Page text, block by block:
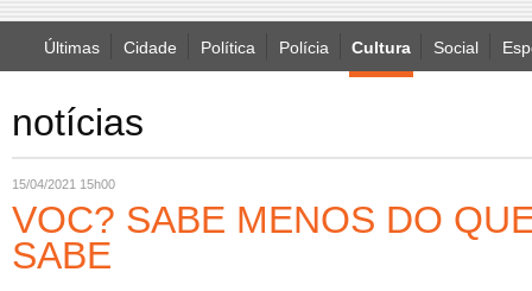
Últimas Cidade Política Polícia Cultura Social
notícias
15/04/2021 15h00
VOC? SABE MENOS DO
SABE